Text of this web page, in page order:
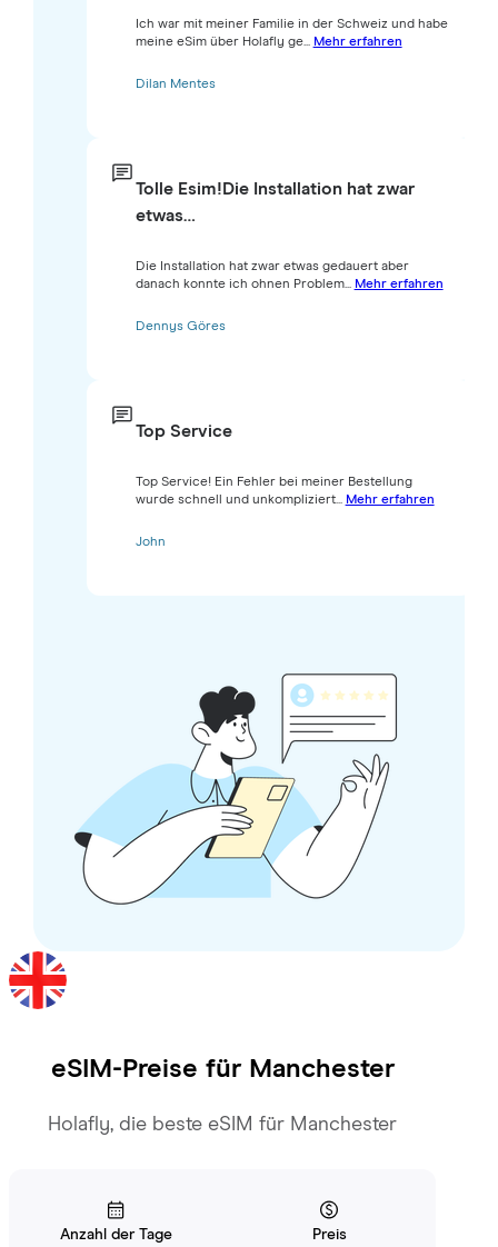
Ich war mit meiner Familie in der Schweiz und habe
meine eSim über Holafly ge... Mehr erfahren
Dilan Mentes
Tolle Esim!Die Installation hat zwar
etwas…
Die Installation hat zwar etwas gedauert aber
danach konnte ich ohnen Problem... Mehr erfahren
Dennys Göres
Top Service
Top Service! Ein Fehler bei meiner Bestellung
wurde schnell und unkompliziert... Mehr erfahren
John
eSIM-Preise für Manchester
Holafly, die beste eSIM für Manchester
Anzahl der Tage Preis